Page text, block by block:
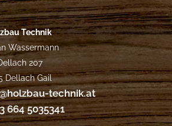
Technik
Wassermann
207
Dellach Gail
technik.at
664 5035341